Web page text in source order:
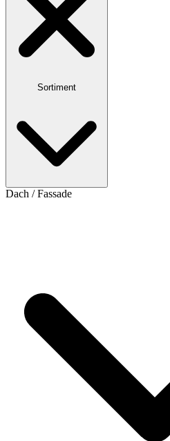
Sortiment
Dach / Fassade